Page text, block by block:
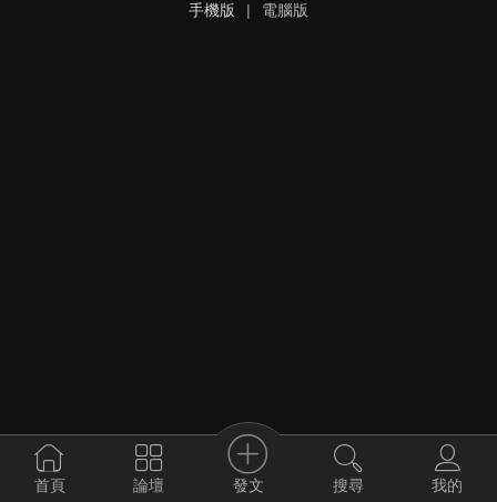
手機版
| 電腦版
首頁 論壇 發文 搜尋 我的